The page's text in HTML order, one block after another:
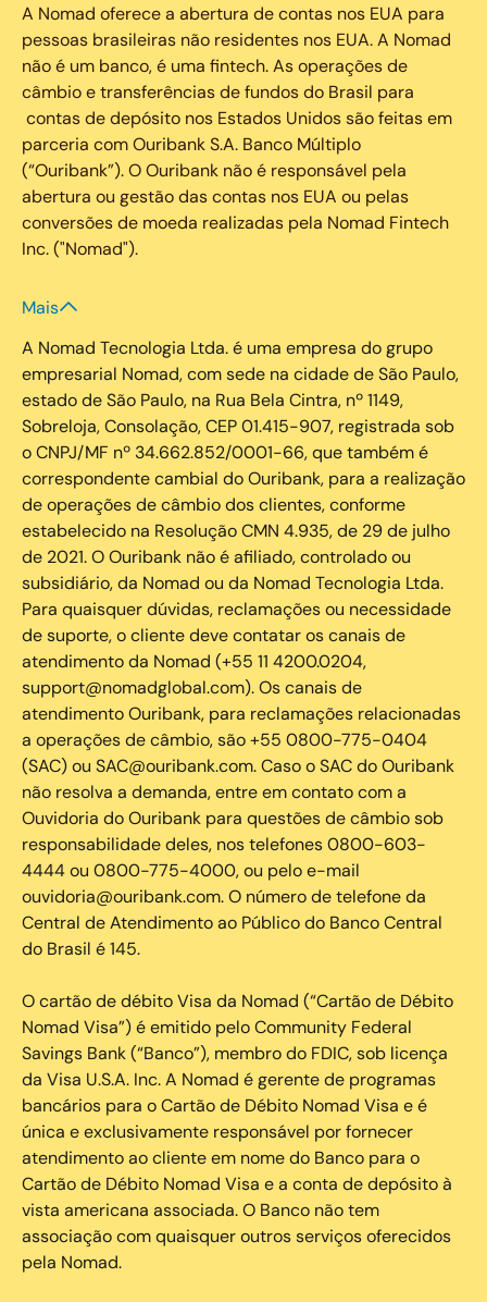
A Nomad oferece a abertura de contas nos EUA para
pessoas brasileiras não residentes nos EUA. A Nomad
não é um banco, é uma fintech. As operações de
câmbio e transferências de fundos do Brasil para
contas de depósito nos Estados Unidos são feitas em
parceria com Ouribank S.A. Banco Múltiplo
(“Ouribank”). O Ouribank não é responsável pela
abertura ou gestão das contas nos EUA ou pelas
conversões de moeda realizadas pela Nomad Fintech
Inc. ("Nomad").
Mais
A Nomad Tecnologia Ltda. é uma empresa do grupo
empresarial Nomad, com sede na cidade de São Paulo,
estado de São Paulo, na Rua Bela Cintra, nº 1149,
Sobreloja, Consolação, CEP 01.415-907, registrada sob
o CNPJ/MF nº 34.662.852/0001-66, que também é
correspondente cambial do Ouribank, para a realização
de operações de câmbio dos clientes, conforme
estabelecido na Resolução CMN 4.935, de 29 de julho
de 2021. O Ouribank não é afiliado, controlado ou
subsidiário, da Nomad ou da Nomad Tecnologia Ltda.
Para quaisquer dúvidas, reclamações ou necessidade
de suporte, o cliente deve contatar os canais de
atendimento da Nomad (+55 11 4200.0204,
support@nomadglobal.com). Os canais de
atendimento Ouribank, para reclamações relacionadas
a operações de câmbio, são +55 0800-775-0404
(SAC) ou SAC@ouribank.com. Caso o SAC do Ouribank
não resolva a demanda, entre em contato com a
Ouvidoria do Ouribank para questões de câmbio sob
responsabilidade deles, nos telefones 0800-603-
4444 ou 0800-775-4000, ou pelo e-mail
ouvidoria@ouribank.com. O número de telefone da
Central de Atendimento ao Público do Banco Central
do Brasil é 145.
O cartão de débito Visa da Nomad (“Cartão de Débito
Nomad Visa”) é emitido pelo Community Federal
Savings Bank (“Banco”), membro do FDIC, sob licença
da Visa U.S.A. Inc. A Nomad é gerente de programas
bancários para o Cartão de Débito Nomad Visa e é
única e exclusivamente responsável por fornecer
atendimento ao cliente em nome do Banco para o
Cartão de Débito Nomad Visa e a conta de depósito à
vista americana associada. O Banco não tem
associação com quaisquer outros serviços oferecidos
pela Nomad.